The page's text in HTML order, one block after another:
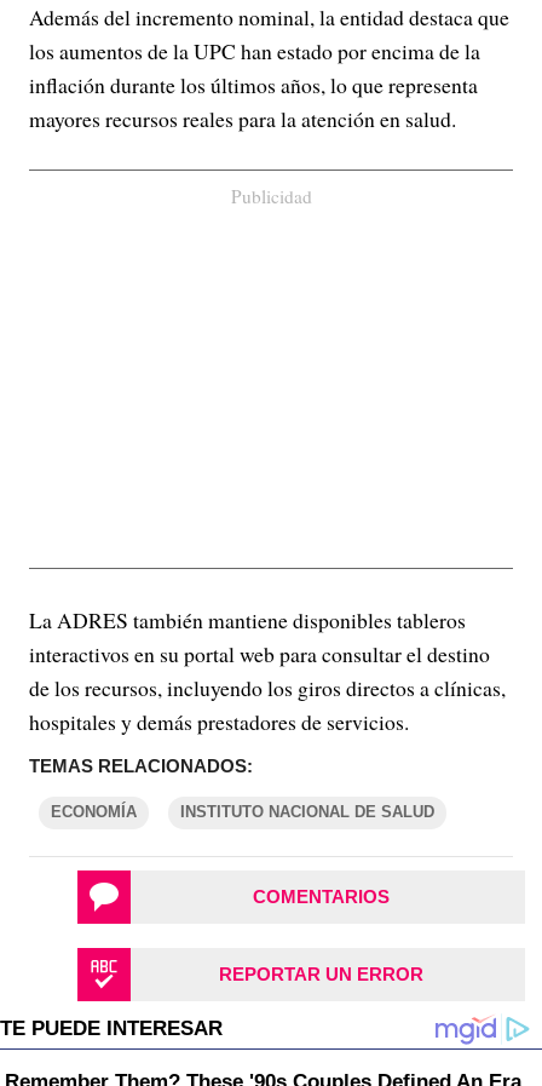
Además del incremento nominal, la entidad destaca que
los aumentos de la UPC han estado por encima de la
inflación durante los últimos años, lo que representa
mayores recursos reales para la atención en salud.
Publicidad
La ADRES también mantiene disponibles tableros
interactivos en su portal web para consultar el destino
de los recursos, incluyendo los giros directos a clínicas,
hospitales y demás prestadores de servicios.
TEMAS RELACIONADOS:
ECONOMÍA INSTITUTO NACIONAL DE SALUD
COMENTARIOS
REPORTAR UN ERROR